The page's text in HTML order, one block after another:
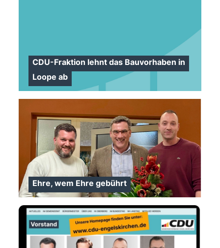
CDU-Fraktion lehnt das Bauvorhaben in
Loope ab
Ehre, wem Ehre gebührt